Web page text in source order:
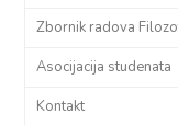
Zbornik radova
Asocijacija studenata
Kontakt